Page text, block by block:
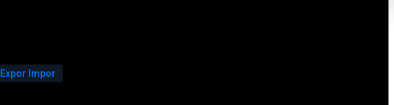
Expor Impor